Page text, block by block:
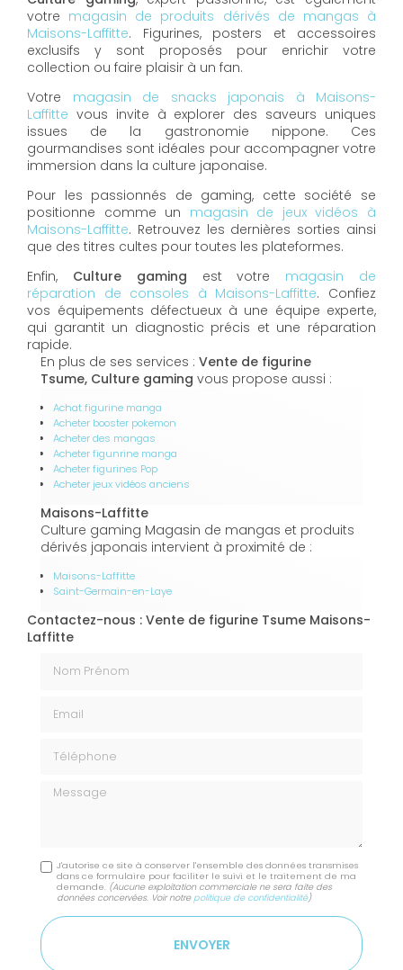
votre magasin de produits dérivés de mangas à
Maisons-Laffitte. Figurines, posters et accessoires
exclusifs y sont proposés pour enrichir votre
collection ou faire plaisir à un fan.
Votre magasin de snacks japonais à Maisons-
Laffitte vous invite à explorer des saveurs uniques
issues de la gastronomie nippone. Ces
gourmandises sont idéales pour accompagner votre
immersion dans la culture japonaise.
Pour les passionnés de gaming, cette société se
positionne comme un magasin de jeux vidéos à
Maisons-Laffitte. Retrouvez les dernières sorties ainsi
que des titres cultes pour toutes les plateformes.
Enfin, Culture gaming est votre magasin de
réparation de consoles à Maisons-Laffitte. Confiez
vos équipements défectueux à une équipe experte,
qui garantit un diagnostic précis et une réparation
rapide.
En plus de ses services : Vente de figurine
Tsume, Culture gaming vous propose aussi :
Achat figurine manga
Acheter booster pokemon
Acheter des mangas
Acheter figunrine manga
Acheter figurines Pop
Acheter jeux vidéos anciens
Maisons-Laffitte
Culture gaming Magasin de mangas et produits
dérivés japonais intervient à proximité de :
Maisons-Laffitte
Saint-Germain-en-Laye
Contactez-nous : Vente de figurine Tsume Maisons-
Laffitte
Message
J'autorise ce site à conserver l'ensemble des données transmises
dans ce formulaire pour faciliter le suivi et le traitement de ma
demande. (Aucune exploitation commerciale ne sera faite des
données concervées. Voir notre politique de confidentialité)